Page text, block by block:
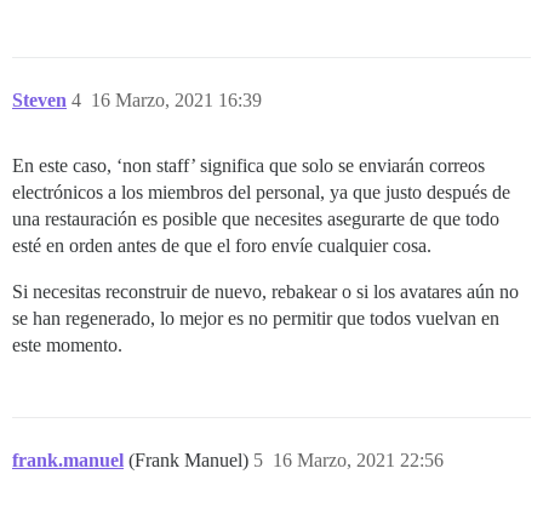
Steven 16 Marzo, 2021 16:39
4
En este caso, ‘non staff’ significa que solo se enviarán correos
electrónicos a los miembros del personal, ya que justo después de
una restauración es posible que necesites asegurarte de que todo
esté en orden antes de que el foro envíe cualquier cosa.
Si necesitas reconstruir de nuevo, rebakear o si los avatares aún no
se han regenerado, lo mejor es no permitir que todos vuelvan en
este momento.
frank.manuel (Frank Manuel) 16 Marzo, 2021 22:56
5